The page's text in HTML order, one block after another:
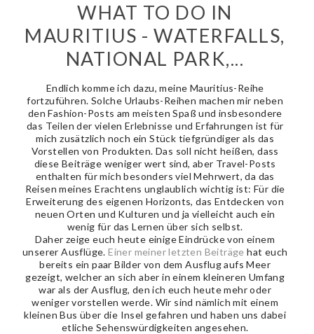
WHAT TO DO IN
MAURITIUS - WATERFALLS,
NATIONAL PARK,...
Endlich komme ich dazu, meine Mauritius-Reihe
fortzuführen. Solche Urlaubs-Reihen machen mir neben
den Fashion-Posts am meisten Spaß und insbesondere
das Teilen der vielen Erlebnisse und Erfahrungen ist für
mich zusätzlich noch ein Stück tiefgründiger als das
Vorstellen von Produkten. Das soll nicht heißen, dass
diese Beiträge weniger wert sind, aber Travel-Posts
enthalten für mich besonders viel Mehrwert, da das
Reisen meines Erachtens unglaublich wichtig ist: Für die
Erweiterung des eigenen Horizonts, das Entdecken von
neuen Orten und Kulturen und ja vielleicht auch ein
wenig für das Lernen über sich selbst.
Daher zeige euch heute einige Eindrücke von einem
unserer Ausflüge.Einer meiner letzten Beiträge hat euch
bereits ein paar Bilder von dem Ausflug aufs Meer
gezeigt, welcher an sich aber in einem kleineren Umfang
war als der Ausflug, den ich euch heute mehr oder
weniger vorstellen werde. Wir sind nämlich mit einem
kleinen Bus über die Insel gefahren und haben uns dabei
etliche Sehenswürdigkeiten angesehen.